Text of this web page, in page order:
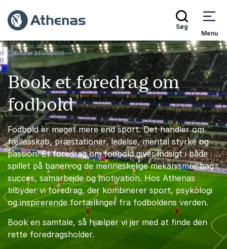
Søg
Menu
Tilbage til forsiden
Emner Fodbold
Book et foredrag om
fodbold
Fodbold er meget mere end sport. Det handler om
fællesskab, præstationer, ledelse, mental styrke og
passion. Et foredrag om fodbold giver indsigt i både
spillet på banen og de menneskelige mekanismer bag
succes, samarbejde og motivation. Hos Athenas
tilbyder vi foredrag, der kombinerer sport, psykologi
og inspirerende fortællinger fra fodboldens verden.
Book en samtale, så hjælper vi jer med at finde den
rette foredragsholder.